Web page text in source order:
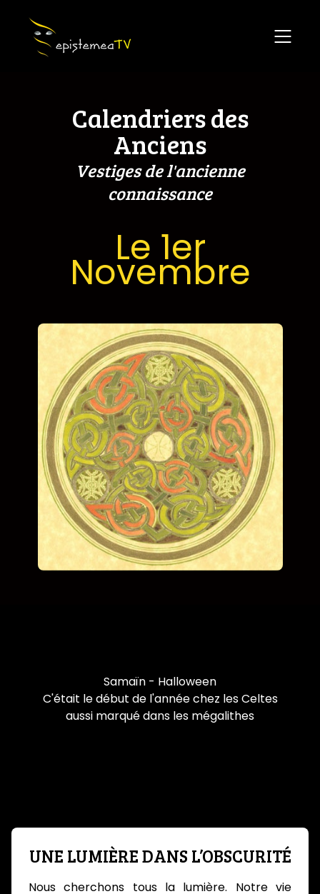
Calendriers des
Anciens
Vestiges de l'ancienne
connaissance
Le 1er
Novembre
Samaïn - Halloween
C'était le début de l'année chez les Celtes
aussi marqué dans les mégalithes
UNE LUMIÈRE DANS L’OBSCURITÉ
Nous cherchons tous la lumière. Notre vie